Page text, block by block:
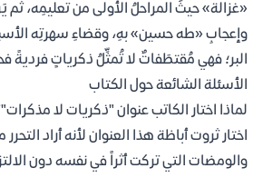
«غزالة» حيثُ المراحلُ الأولى من تعليمِه،
وإعجابِ «طه حسين» بهِ، وقضاءِ سهرتِه
البر؛ فهي مُقتطَفاتٌ لا تُمثِّلُ ذكرياتٍ
الأسئلة الشائعة حول الكتاب
لماذا اختار الكاتب عنوان "ذكريات لا
اختار ثروت أباظة هذا العنوان لأنه أراد
والومضات التي تركت أثراً في نفسه دون